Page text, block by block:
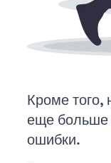
Кроме
еще больше
ошибки.